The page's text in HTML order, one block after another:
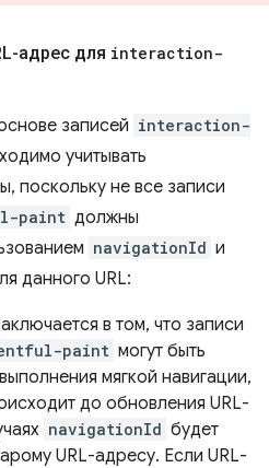
адрес для interaction-
записей interaction-
учитывать
поскольку не все записи
paint должны
navigationId и
данного URL:
в том, что записи
paint могут быть
мягкой навигации,
до обновления URL-
navigationId будет
URL-адресу. Если URL-